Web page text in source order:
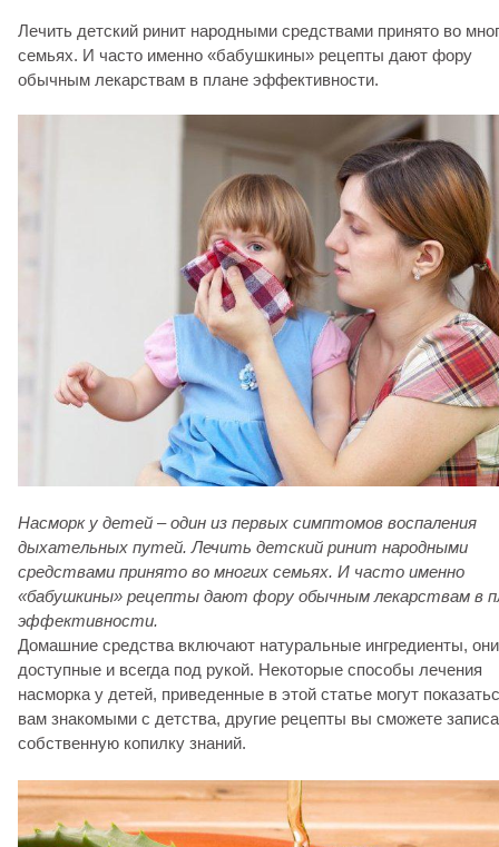
Лечить детский ринит народными средствами принято во
семьях. И часто именно «бабушкины» рецепты дают фору
обычным лекарствам в плане эффективности.
Насморк у детей – один из первых симптомов воспаления
дыхательных путей. Лечить детский ринит народными
средствами принято во многих семьях. И часто именно
«бабушкины» рецепты дают фору обычным лекарствам в
эффективности.
Домашние средства включают натуральные ингредиенты, они
доступные и всегда под рукой. Некоторые способы лечения
насморка у детей, приведенные в этой статье могут
вам знакомыми с детства, другие рецепты вы сможете
собственную копилку знаний.